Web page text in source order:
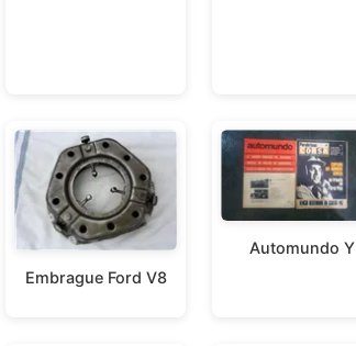
Embrague Ford V8
Automundo Y